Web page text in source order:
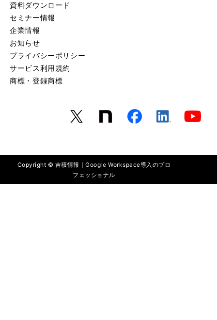
資料ダウンロード
セミナー情報
企業情報
お知らせ
プライバシーポリシー
サービス利用規約
商標・登録商標
Copyright © 吉積情報｜Google Workspace導入のプロ
フェッショナル